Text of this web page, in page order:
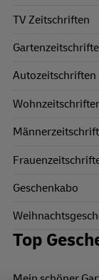
TV Zeitschriften
Autozeitschriften
Geschenkabo
Top